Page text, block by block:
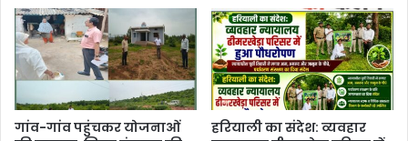
गांव-गांव पहुंचकर योजनाओं
हरियाली का संदेश: व्यवहार